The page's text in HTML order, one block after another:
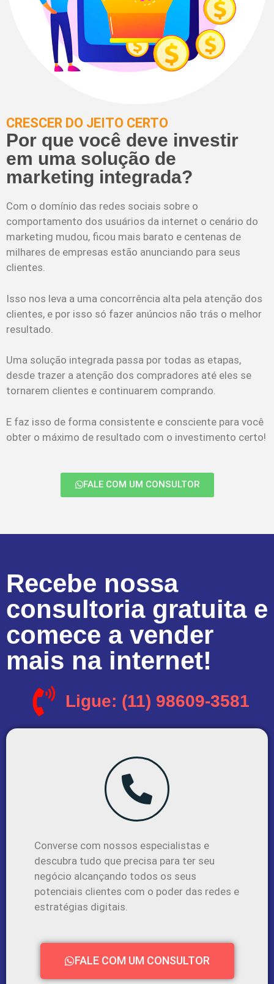
CRESCER DO JEITO CERTO
Por que você deve investir
em uma solução de
marketing integrada?
Com o domínio das redes sociais sobre o
comportamento dos usuários da internet o cenário do
marketing mudou, ficou mais barato e centenas de
milhares de empresas estão anunciando para seus
clientes.
Isso nos leva a uma concorrência alta pela atenção dos
clientes, e por isso só fazer anúncios não trás o melhor
resultado.
Uma solução integrada passa por todas as etapas,
desde trazer a atenção dos compradores até eles se
tornarem clientes e continuarem comprando.
E faz isso de forma consistente e consciente para você
obter o máximo de resultado com o investimento certo!
FALE COM UM CONSULTOR
Recebe nossa
consultoria gratuita e
comece a vender
mais na internet!
Ligue: (11) 98609-3581
Converse com nossos especialistas e
descubra tudo que precisa para ter seu
negócio alcançando todos os seus
potenciais clientes com o poder das redes e
estratégias digitais.
FALE COM UM CONSULTOR